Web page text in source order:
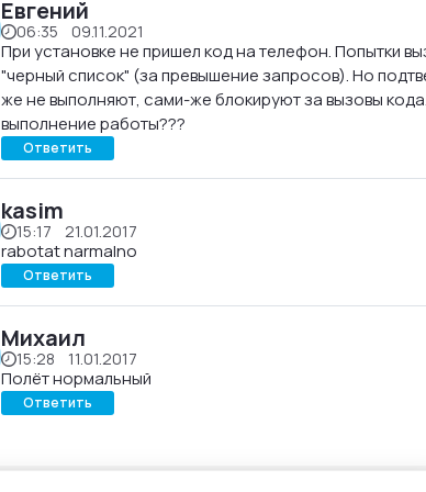
Евгений
06:35 09.11.2021
При установке не пришел код на телефон. Попытки
"черный список" (за превышение запросов). Но
же не выполняют, сами-же блокируют за вызовы
выполнение работы???
Ответить
kasim
15:17 21.01.2017
rabotat narmalno
Ответить
Михаил
15:28 11.01.2017
Полёт нормальный
Ответить
Приветствуются
описывают ваш личный опыт
объясняют преимущества или